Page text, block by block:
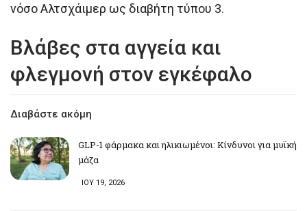
νόσο Αλτσχάιμερ ως διαβήτη τύπου 3.
Βλάβες στα αγγεία και
φλεγμονή στον εγκέφαλο
Διαβάστε ακόμη
GLP-1 φάρμακα και ηλικιωμένοι: Κίνδυνοι για μυϊκή
μάζα
ΙΟΥ 19, 2026